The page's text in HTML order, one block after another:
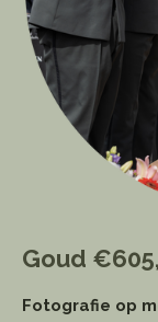
Goud
Fotografie op